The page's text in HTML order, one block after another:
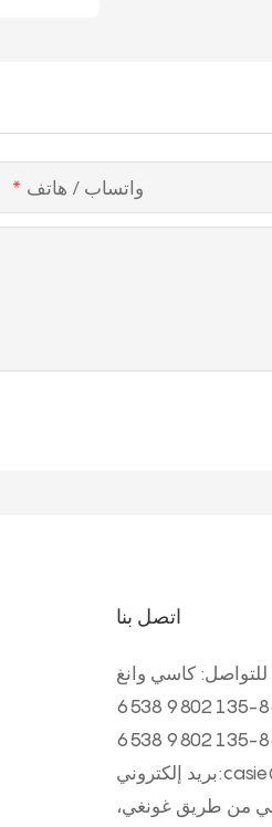
واتساب / هاتف
اتصل بنا
للتواصل: كاسي وانغ
86-135
86-135
بريد إلكتروني:
الغربي من طريق غونغي،